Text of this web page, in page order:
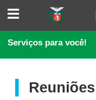
CONSELHO
ESTADUAL
DE<BR>
POLÍTICAS
PÚBLICAS
SOBRE
Serviços para você!